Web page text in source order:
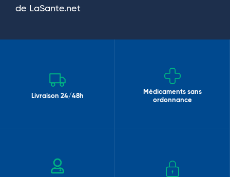
de LaSante.net
Livraison 24/48h
Médicaments sans
ordonnance